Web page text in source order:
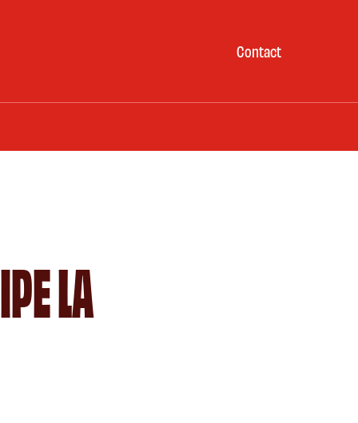
Contact
LA